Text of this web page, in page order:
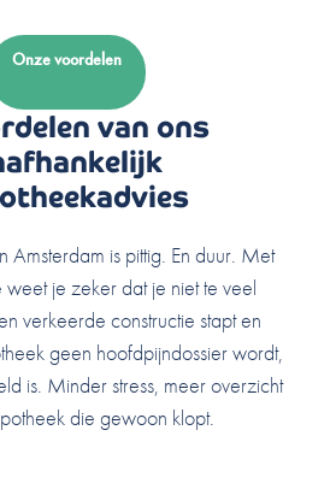
Onze voordelen
van ons
Amsterdam is pittig. En duur. Met
je zeker dat je niet te veel
verkeerde constructie stapt en
geen hoofdpijndossier wordt,
is. Minder stress, meer overzicht
die gewoon klopt.